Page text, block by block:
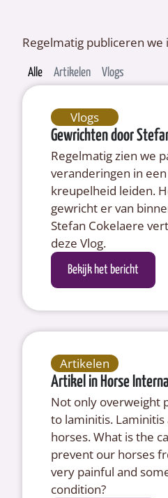
Regelmatig publiceren we
Artikelen Vlogs
Alle
Vlogs
Gewrichten door
Regelmatig zien we
veranderingen in
kreupelheid leiden.
gewricht er van
Stefan Cokelaere
deze Vlog.
Bekijk het bericht
Artikelen
Artikel in Horse
Not only overweight
to laminitis.
horses. What is the
prevent our horses
very painful and
condition?